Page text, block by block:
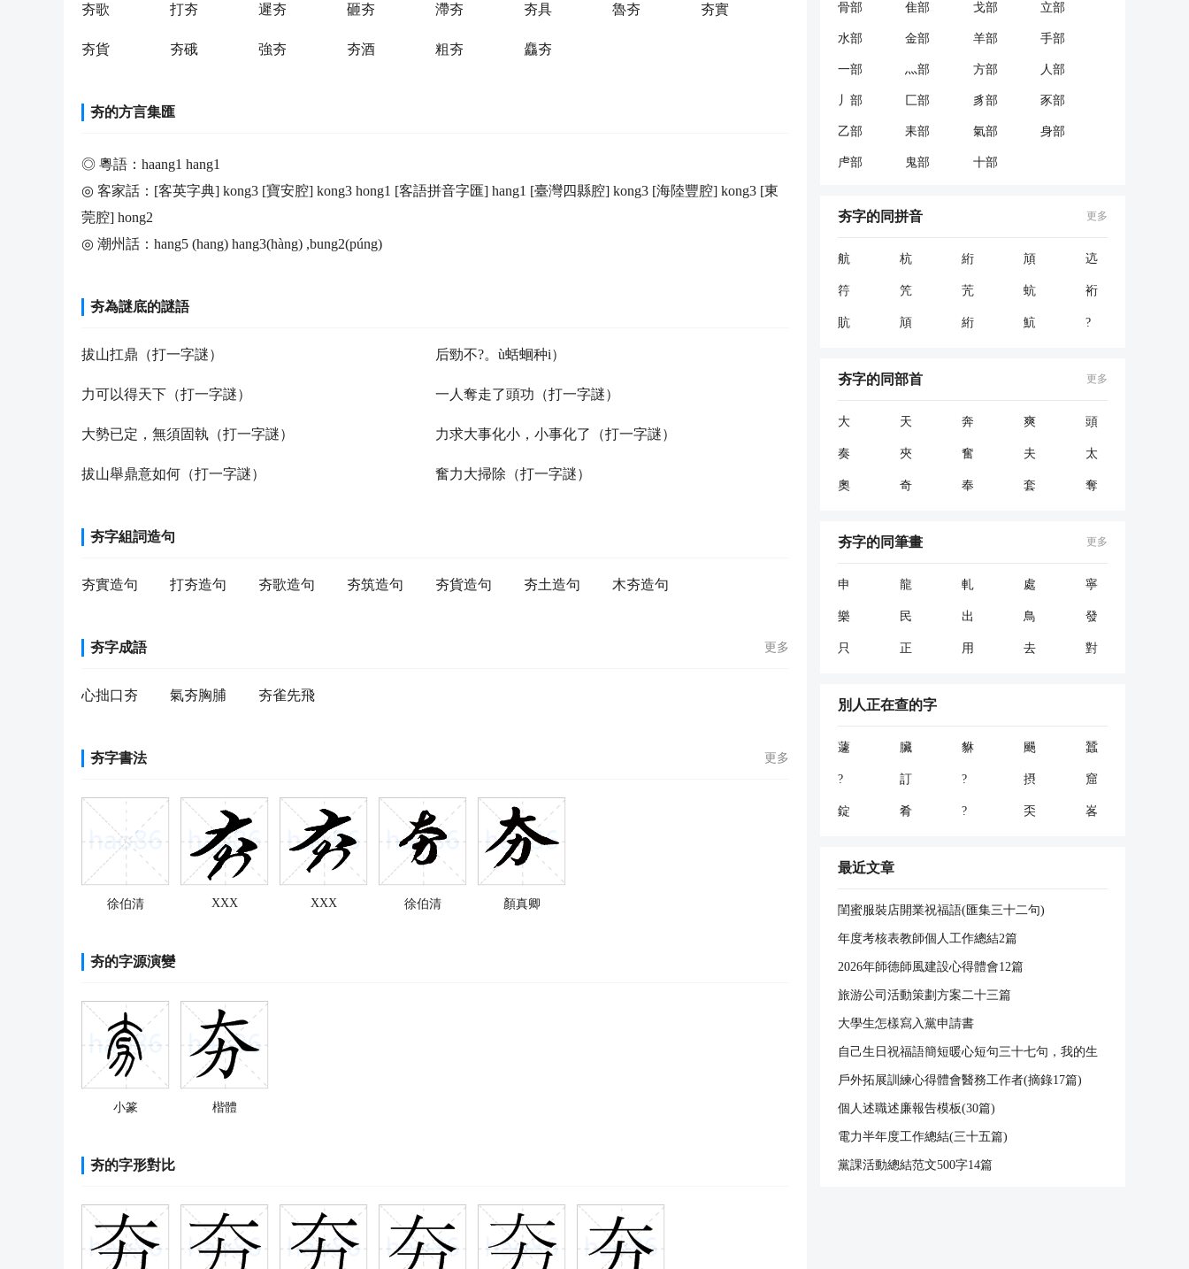
夯歌 打夯 遲夯 砸夯 滯夯 夯具 魯夯 夯實
夯貨 夯硪 強夯 夯酒 粗夯 麤夯
夯的方言集匯
◎ 粵語：haang1 hang1
◎ 客家話：[客英字典] kong3 [寶安腔] kong3 hong1 [客語拼音字匯] hang1 [臺灣四縣腔] kong3 [海陸豐腔] kong3 [東
莞腔] hong2
◎ 潮州話：hang5 (hang) hang3(hàng) ,bung2(púng)
夯為謎底的謎語
拔山扛鼎（打一字謎） 后勁不?。ù蛞蛔种i）
力可以得天下（打一字謎） 一人奪走了頭功（打一字謎）
大勢已定，無須固執（打一字謎） 力求大事化小，小事化了（打一字謎）
拔山舉鼎意如何（打一字謎） 奮力大掃除（打一字謎）
夯字組詞造句
夯實造句 打夯造句 夯歌造句 夯筑造句 夯貨造句 夯土造句 木夯造句
夯字成語 更多
心拙口夯 氣夯胸脯 夯雀先飛
夯字書法 更多
徐伯清 XXX XXX 徐伯清 顏真卿
夯的字源演變
小篆 楷體
夯的字形對比
骨部 隹部 戈部 立部
水部 金部 羊部 手部
一部 灬部 方部 人部
丿部 匚部 豸部 豕部
乙部 耒部 氣部 身部
虍部 鬼部 十部
夯字的同拼音 更多
航 杭 絎 頏 迒
筕 笐 苀 蚢 裄
貥 頏 絎 魧 ?
夯字的同部首 更多
大 天 奔 爽 頭
奏 夾 奮 夫 太
奧 奇 奉 套 奪
夯字的同筆畫 更多
申 龍 軋 處 寧
樂 民 出 鳥 發
只 正 用 去 對
別人正在查的字
蘧 臟 貅 颺 蠶
? 訂 ? 摂 窟
錠 肴 ? 奀 峉
最近文章
閨蜜服裝店開業祝福語(匯集三十二句)
年度考核表教師個人工作總結2篇
2026年師德師風建設心得體會12篇
旅游公司活動策劃方案二十三篇
大學生怎樣寫入黨申請書
自己生日祝福語簡短暖心短句三十七句，我的生
戶外拓展訓練心得體會醫務工作者(摘錄17篇)
個人述職述廉報告模板(30篇)
電力半年度工作總結(三十五篇)
黨課活動總結范文500字14篇